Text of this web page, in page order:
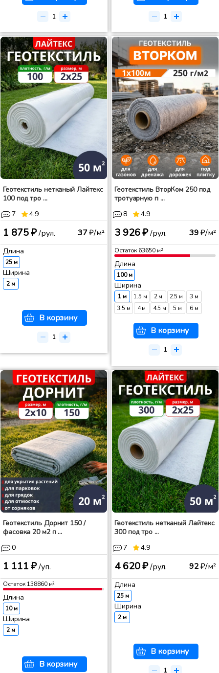
Геотекстиль нетканый Лайтекс
100 под тро ...
7
4.9
1 875 ₽/рул. 37₽/м²
Длина
25 м
Ширина
2 м
В корзину
Геотекстиль ВторКом 250 под
тротуарную п ...
8
4.9
3 926 ₽/рул. 39₽/м²
Остаток 63650м²
Длина
100 м
Ширина
1 м 1.5 м 2 м 2.5 м
3 м
3.5 м
4 м 4.5 м 5 м 6 м
В корзину
Геотекстиль Дорнит 150 /
фасовка 20 м2 п ...
0
1 111 ₽/уп.
Остаток 138860м²
Длина
10 м
Ширина
2 м
В корзину
Геотекстиль нетканый Лайтекс
300 под тро ...
7
4.9
4 620 ₽/рул. 92₽/м²
Длина
25 м
Ширина
2 м
В корзину